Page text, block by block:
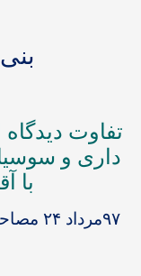
تفاوت
با
۲۴ مرداد۹۷